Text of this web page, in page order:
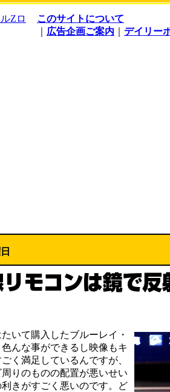
このサイトについて
広告企画ご案内 デイリー
いて購入したブルーレイ・
んな事ができるし映像もキ
く満足しているんですが、
りのものの配置が悪いせい
きがすごく悪いのです。ど